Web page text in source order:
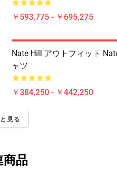
￥593,775 - ￥695,275
Nate Hill アウトフィット
ャツ
￥384,250 - ￥442,250
見る
商品